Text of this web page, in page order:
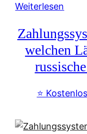
Weiterlesen
c
h
u
f
-
l
welchen
⭐️